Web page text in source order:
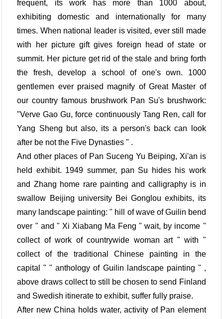
frequent, its work has more than 1000 about,
exhibiting domestic and internationally for many
times. When national leader is visited, ever still made
with her picture gift gives foreign head of state or
summit. Her picture get rid of the stale and bring forth
the fresh, develop a school of one's own. 1000
gentlemen ever praised magnify of Great Master of
our country famous brushwork Pan Su's brushwork:
"Verve Gao Gu, force continuously Tang Ren, call for
Yang Sheng but also, its a person's back can look
after be not the Five Dynasties " .
And other places of Pan Suceng Yu Beiping, Xi'an is
held exhibit. 1949 summer, pan Su hides his work
and Zhang home rare painting and calligraphy is in
swallow Beijing university Bei Gonglou exhibits, its
many landscape painting: " hill of wave of Guilin bend
over " and " Xi Xiabang Ma Feng " wait, by income "
collect of work of countrywide woman art " with "
collect of the traditional Chinese painting in the
capital " " anthology of Guilin landscape painting " ,
above draws collect to still be chosen to send Finland
and Swedish itinerate to exhibit, suffer fully praise.
After new China holds water, activity of Pan element